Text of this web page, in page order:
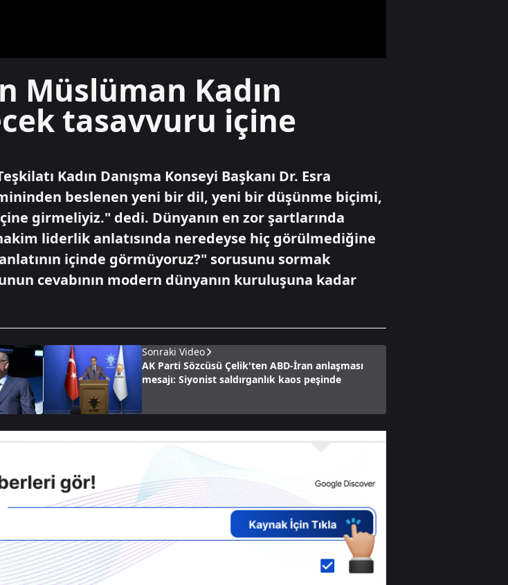
Bakan Bayraktar
A Haber’de!
Karadeniz'de yeni
enerji hamlesi:
sahaya iniyor
Bakan
Bayraktar'dan dev
enerji vizyonu!
Nükleerde 2030
hedefi, altında 1,4
trilyon dolarlık
hazine
Müslüman Kadın
tasavvuru içine
Kadın Danışma Konseyi Başkanı Dr. Esra
beslenen yeni bir dil, yeni bir düşünme biçimi,
girmeliyiz." dedi. Dünyanın en zor şartlarında
liderlik anlatısında neredeyse hiç görülmediğine
içinde görmüyoruz?" sorusunu sormak
cevabının modern dünyanın kuruluşuna kadar
Sonraki Video
AK Parti Sözcüsü Çelik'ten ABD-İran anlaşması
mesajı: Siyonist saldırganlık kaos peşinde